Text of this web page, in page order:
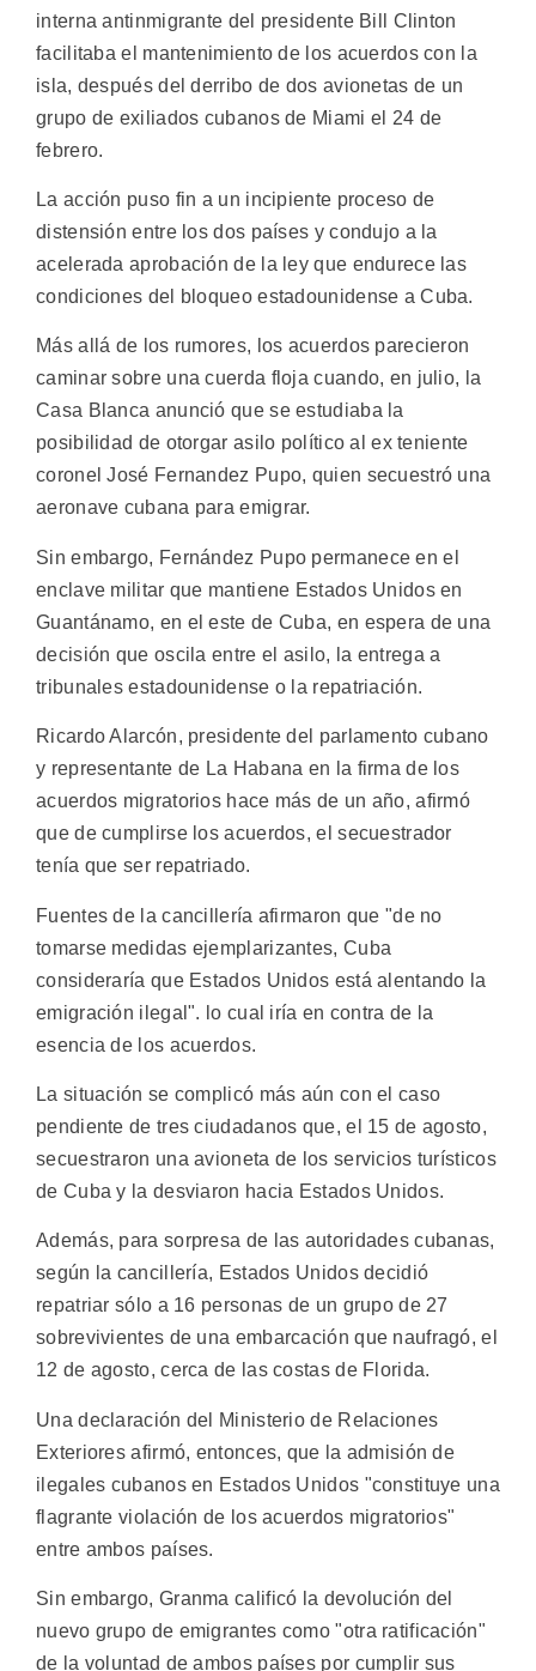
interna antinmigrante del presidente Bill Clinton
facilitaba el mantenimiento de los acuerdos con la
isla, después del derribo de dos avionetas de un
grupo de exiliados cubanos de Miami el 24 de
febrero.
La acción puso fin a un incipiente proceso de
distensión entre los dos países y condujo a la
acelerada aprobación de la ley que endurece las
condiciones del bloqueo estadounidense a Cuba.
Más allá de los rumores, los acuerdos parecieron
caminar sobre una cuerda floja cuando, en julio, la
Casa Blanca anunció que se estudiaba la
posibilidad de otorgar asilo político al ex teniente
coronel José Fernandez Pupo, quien secuestró una
aeronave cubana para emigrar.
Sin embargo, Fernández Pupo permanece en el
enclave militar que mantiene Estados Unidos en
Guantánamo, en el este de Cuba, en espera de una
decisión que oscila entre el asilo, la entrega a
tribunales estadounidense o la repatriación.
Ricardo Alarcón, presidente del parlamento cubano
y representante de La Habana en la firma de los
acuerdos migratorios hace más de un año, afirmó
que de cumplirse los acuerdos, el secuestrador
tenía que ser repatriado.
Fuentes de la cancillería afirmaron que "de no
tomarse medidas ejemplarizantes, Cuba
consideraría que Estados Unidos está alentando la
emigración ilegal". lo cual iría en contra de la
esencia de los acuerdos.
La situación se complicó más aún con el caso
pendiente de tres ciudadanos que, el 15 de agosto,
secuestraron una avioneta de los servicios turísticos
de Cuba y la desviaron hacia Estados Unidos.
Además, para sorpresa de las autoridades cubanas,
según la cancillería, Estados Unidos decidió
repatriar sólo a 16 personas de un grupo de 27
sobrevivientes de una embarcación que naufragó, el
12 de agosto, cerca de las costas de Florida.
Una declaración del Ministerio de Relaciones
Exteriores afirmó, entonces, que la admisión de
ilegales cubanos en Estados Unidos "constituye una
flagrante violación de los acuerdos migratorios"
entre ambos países.
Sin embargo, Granma calificó la devolución del
nuevo grupo de emigrantes como "otra ratificación"
de la voluntad de ambos países por cumplir sus